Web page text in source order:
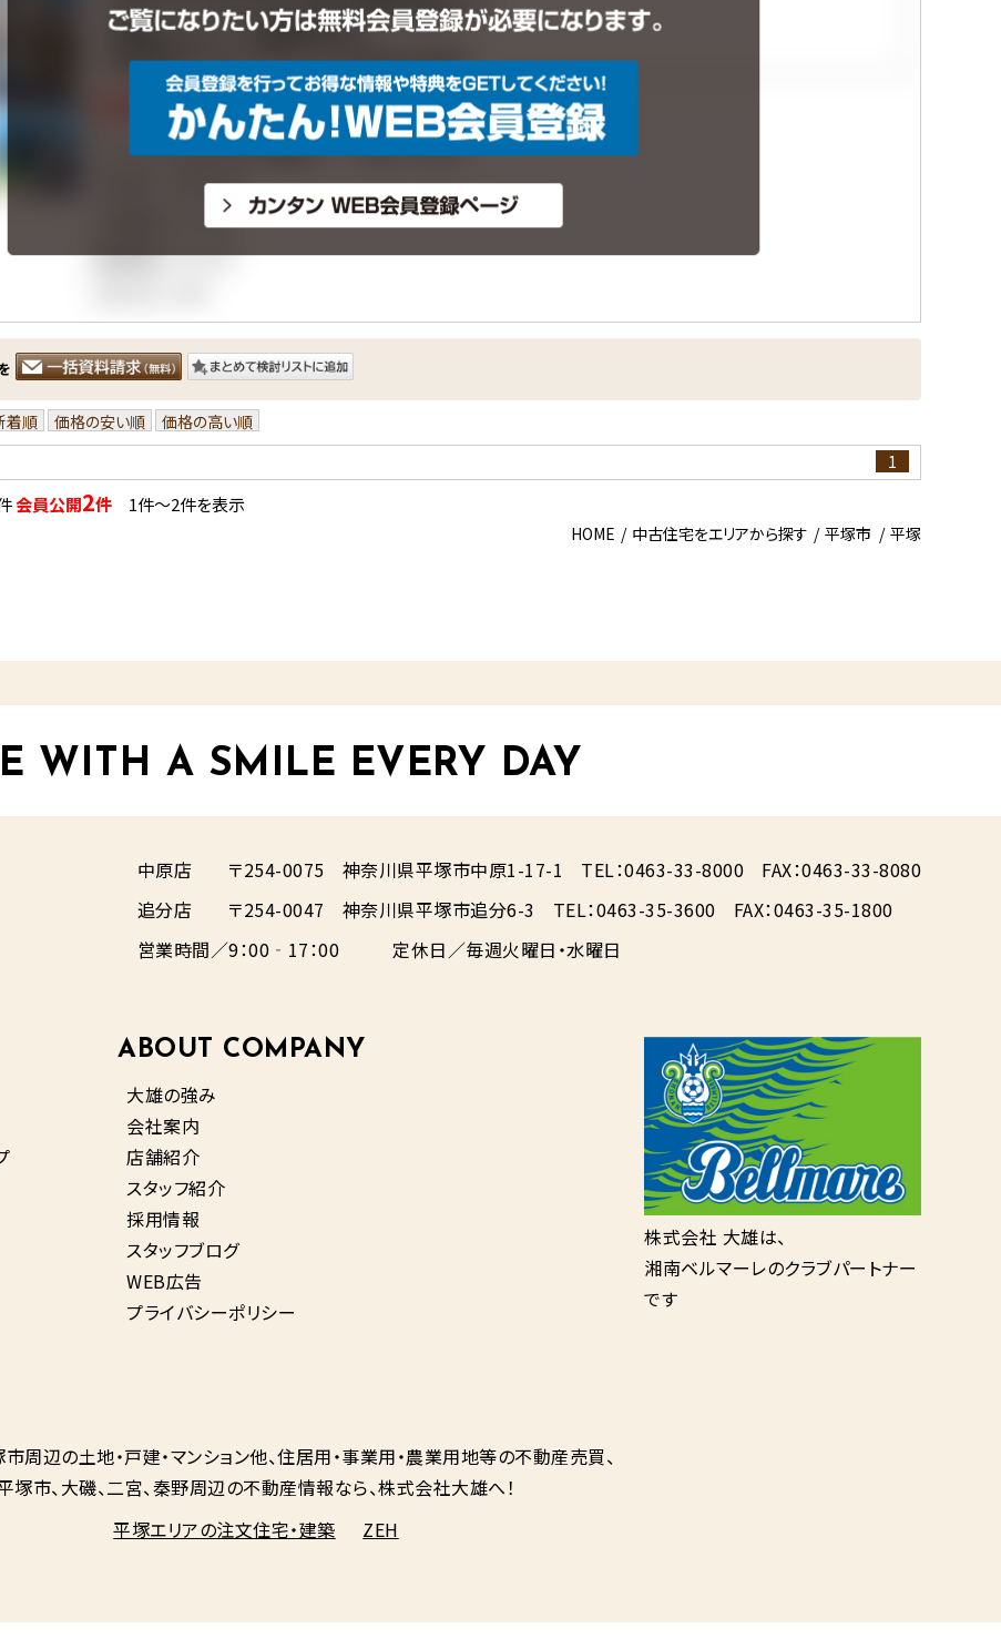
着順 価格の安い順
価格の高い順
1
会員公開2件 1件〜2件を表示
HOME 中古住宅をエリアから探す 平塚市 平塚
WITH A SMILE EVERY DAY
中原店 〒254-0075 神奈川県平塚市中原1-17-1 TEL：0463-33-8000
FAX：0463-33-8080
追分店
〒254-0047 神奈川県平塚市追分6-3 TEL：0463-35-3600
FAX：0463-35-1800
営業時間／9：00‐17：00
定休日／毎週火曜日・水曜日
ABOUT COMPANY
大雄の強み
会社案内
店舗紹介
スタッフ紹介
採用情報
スタッフブログ
WEB広告
プライバシーポリシー
株式会社 大雄は、
湘南ベルマーレのクラブパートナー
です
周辺の土地・戸建・マンション他、住居用・事業用・農業用地等の不動産売買、
塚市、大磯、二宮、秦野周辺の不動産情報なら、株式会社大雄へ！
平塚エリアの注文住宅・建築
ZEH